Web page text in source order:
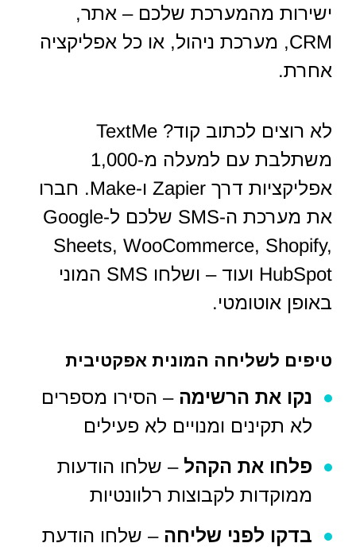
ישירות מהמערכת שלכם – אתר,
CRM, מערכת ניהול, או כל אפליקציה
אחרת.
לא רוצים לכתוב קוד? TextMe
משתלבת עם למעלה מ-1,000
אפליקציות דרך Zapier ו-Make. חברו
את מערכת ה-SMS שלכם ל-Google
Sheets, WooCommerce, Shopify,
HubSpot ועוד – ושלחו SMS המוני
באופן אוטומטי.
טיפים לשליחה המונית אפקטיבית
נקו את הרשימה – הסירו מספרים
לא תקינים ומנויים לא פעילים
פלחו את הקהל – שלחו הודעות
ממוקדות לקבוצות רלוונטיות
בדקו לפני שליחה – שלחו הודעת